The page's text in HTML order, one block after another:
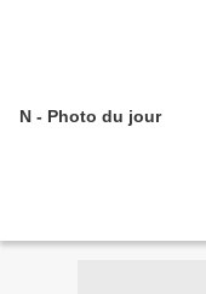
N - Photo du jour